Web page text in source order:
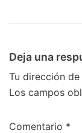
Deja una
Tu dirección
Los campos
Comentario *